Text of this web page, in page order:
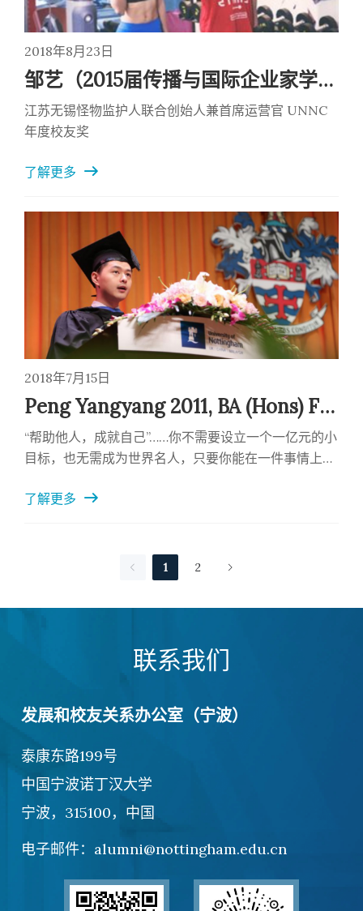
2018年8月23日
邹艺（2015届传播与国际企业家学硕士)
江苏无锡怪物监护人联合创始人兼首席运营官 UNNC
年度校友奖
了解更多
2018年7月15日
Peng Yangyang 2011, BA (Hons) Finance, Accounting and Management 彭扬洋 2011届 金融财务与管理毕业生
“帮助他人，成就自己”……你不需要设立一个一亿元的小
目标，也无需成为世界名人，只要你能在一件事情上不
我相信你已经在让世界变得更美好了。（2018年7月15
and my lovely UNNC fresh graduates. I am
了解更多
1 2
联系我们
发展和校友关系办公室（宁波）
泰康东路199号
中国宁波诺丁汉大学
宁波，315100，中国
电子邮件：alumni@nottingham.edu.cn